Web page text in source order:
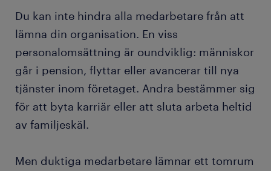
Du kan inte hindra alla medarbetare från att
lämna din organisation. En viss
personalomsättning är oundviklig: människor
går i pension, flyttar eller avancerar till nya
tjänster inom företaget. Andra bestämmer sig
för att byta karriär eller att sluta arbeta heltid
av familjeskäl.
Men duktiga medarbetare lämnar ett tomrum